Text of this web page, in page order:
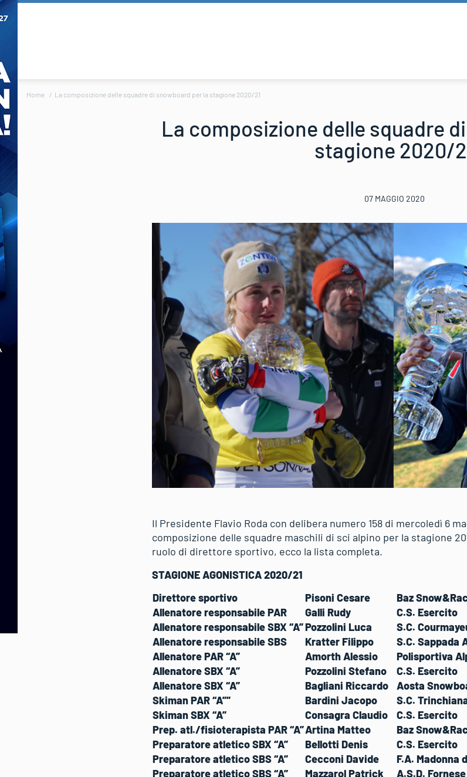
Home La composizione delle squadre di snowboard per la stagione 2020/21
La composizione delle squadre
stagione 2020/
07 MAGGIO 2020
Il Presidente Flavio Roda con delibera numero 158 di mercoledì 6
composizione delle squadre maschili di sci alpino per la stagione
ruolo di direttore sportivo, ecco la lista completa.
STAGIONE AGONISTICA 2020/21
Direttore sportivo
Pisoni Cesare
Baz
Allenatore responsabile PAR
Galli Rudy
C.S. Esercito
Allenatore responsabile SBX “A”Pozzolini Luca
S.C.
Allenatore responsabile SBS
Kratter Filippo
S.C. Sappada
Allenatore PAR “A”
Amorth Alessio
Polisportiva
Allenatore SBX “A”
Pozzolini Stefano
C.S. Esercito
Allenatore SBX “A”
Bagliani Riccardo
Aosta
Skiman PAR “A””
Bardini Jacopo
S.C.
Skiman SBX “A”
Consagra Claudio
C.S. Esercito
Prep. atl./fisioterapista PAR “A”Artina Matteo
Baz
Preparatore atletico SBX “A”
Bellotti Denis
C.S. Esercito
Preparatore atletico SBS “A”
Cecconi Davide
F.A. Madonna
Preparatore atletico SBS “A”
Mazzarol Patrick A.S.D. Fornese